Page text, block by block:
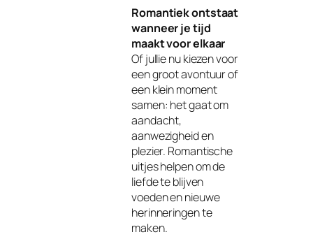
Romantiek ontstaat
wanneer je tijd
maakt voor elkaar
Of jullie nu kiezen voor
een groot avontuur of
een klein moment
samen: het gaat om
aandacht,
aanwezigheid en
plezier. Romantische
uitjes helpen om de
liefde te blijven
voeden en nieuwe
herinneringen te
maken.